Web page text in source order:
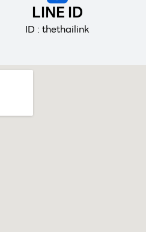
LINE ID
ID : thethailink